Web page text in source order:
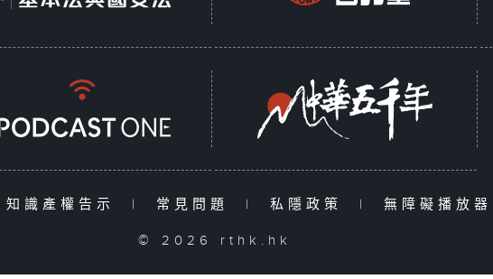
知識產權告示 | 常見問題 | 私隱政策 | 無障礙播放器
© 2026 rthk.hk